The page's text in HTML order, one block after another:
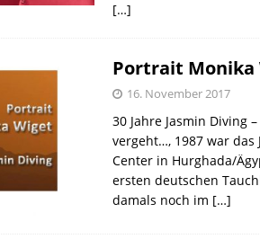
[…]
Portrait Monika
16. November 2017
30 Jahre Jasmin Diving
vergeht…, 1987 war das
Center in Hurghada/
ersten deutschen
damals noch im […]